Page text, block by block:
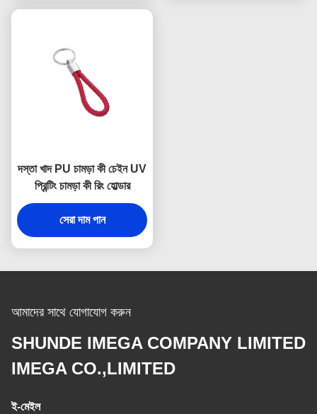
দস্তা খাদ PU চামড়া কী চেইন UV
প্রিন্টিং চামড়া কী রিং হোল্ডার
সেরা দাম পান
আমাদের সাথে যোগাযোগ করুন
SHUNDE IMEGA COMPANY LIMITED
IMEGA CO.,LIMITED
ই-মেইল